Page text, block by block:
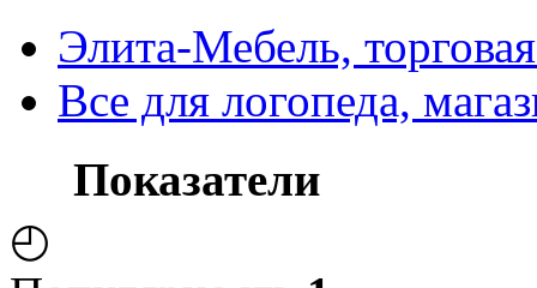
Элита-Мебель,
Все для логопеда,
Показатели
◴